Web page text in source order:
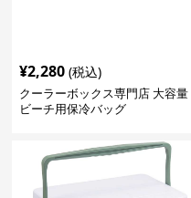
¥2,280 (税込)
クーラーボックス専門店 大容量
ビーチ用保冷バッグ